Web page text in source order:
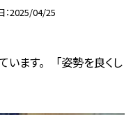
2025/04/25
います。 「姿勢を良くし